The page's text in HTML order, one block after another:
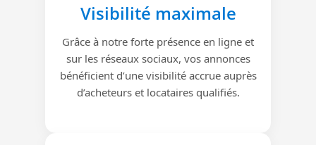
Visibilité maximale
Grâce à notre forte présence en ligne et
sur les réseaux sociaux, vos annonces
bénéficient d’une visibilité accrue auprès
d’acheteurs et locataires qualifiés.